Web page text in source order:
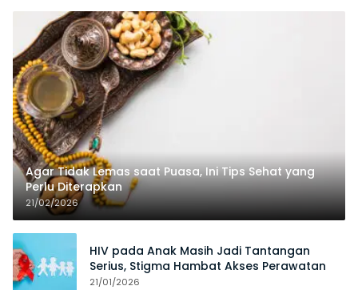
Agar Tidak Lemas saat Puasa, Ini Tips Sehat yang
Perlu Diterapkan
21/02/2026
HIV pada Anak Masih Jadi Tantangan
Serius, Stigma Hambat Akses Perawatan
21/01/2026